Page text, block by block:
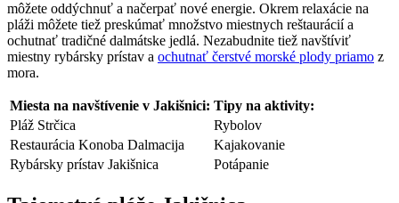
môžete oddýchnuť a načerpať nové energie. Okrem relaxácie na
pláži môžete tiež preskúmať množstvo miestnych reštaurácií a
ochutnať tradičné dalmátske jedlá. Nezabudnite tiež navštíviť
miestny rybársky prístav a ochutnať čerstvé morské plody priamo z
mora.
Miesta na navštívenie v Jakišnici: Tipy na aktivity:
Pláž Strčica
Rybolov
Restaurácia Konoba Dalmacija
Kajakovanie
Rybársky prístav Jakišnica
Potápanie